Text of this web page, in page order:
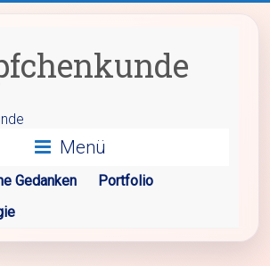
Menü
Gedanken
Portfolio